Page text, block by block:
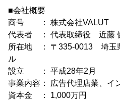
■会社概要
商号 ： 株式会社VALUT
代表者 ： 代表取締役 近藤
所在地 ： 〒335-0013 埼玉
ル
設立 ： 平成28年2月
事業内容： 広告代理店業、イ
資本金 ： 1,000万円